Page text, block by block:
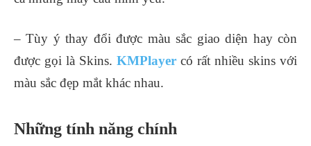
– Tùy ý thay đổi được màu sắc giao diện hay còn
được gọi là Skins. KMPlayer có rất nhiều skins với
màu sắc đẹp mắt khác nhau.
Những tính năng chính